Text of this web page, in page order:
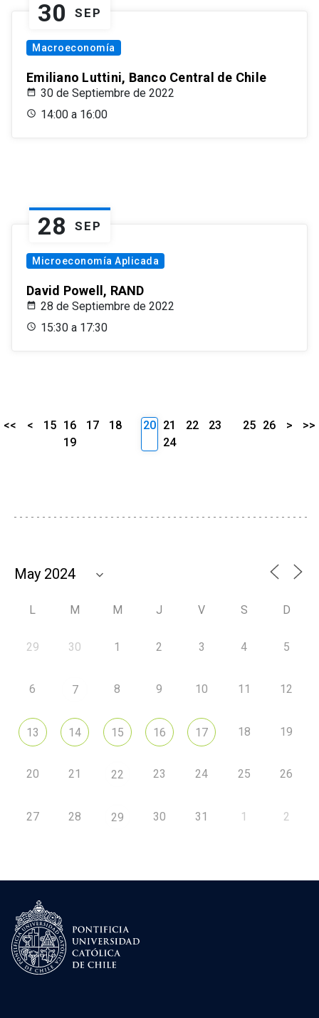
30 SEP
Macroeconomía
Emiliano Luttini, Banco Central de Chile
30 de Septiembre de 2022
14:00 a 16:00
28 SEP
Microeconomía Aplicada
David Powell, RAND
28 de Septiembre de 2022
15:30 a 17:30
<< < 15 16 17
18
19
20 21 22
23
24
25 26 > >>
L M M J V S D
29 30 1 2 3 4 5
6 7 8 9 10 11 12
13 14 15 16 17 18 19
20 21 22 23 24 25 26
27 28 29 30 31 1 2